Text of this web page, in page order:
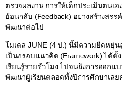
ตรวจผลงาน การให้เด็กประเมินตนเ
ย้อนกลับ (Feedback) อย่างสร้างสร
พัฒนาต่อไป
โมเดล JUNE (4 ป.) นี้มีความยืดหยุ่
เป็นกรอบแนวคิด (Framework) ได้ตั้
เรียนรู้รายชั่วโมง ไปจนถึงการออกแ
พัฒนาผู้เรียนตลอดทั้งปีการศึกษาเลย